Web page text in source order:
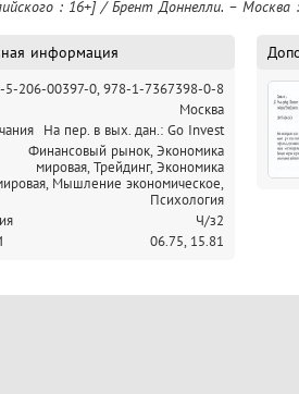
: 16+] / Брент Доннелли. –
информация
5-206-00397-0, 978-1-7367398-0-8
Москва
На пер. в вых. дан.: Go Invest
Финансовый рынок, Экономика
мировая, Трейдинг, Экономика
Мышление экономическое,
Психология
Ч/з2
06.75, 15.81